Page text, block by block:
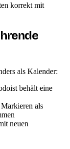
korrekt mit
als Kalender:
behält eine
als
neuen